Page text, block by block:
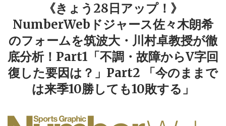
《きょう28日アップ！》
NumberWebドジャース佐々木朗希
のフォームを筑波大・川村卓教授が徹
底分析！Part1「不調・故障からV字回
復した要因は？」Part2 「今のままで
は来季10勝しても10敗する」